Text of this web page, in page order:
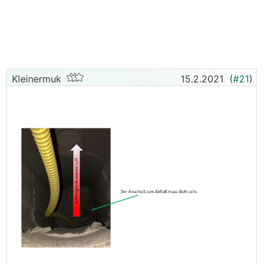
dass der Rauchfang im inneren...also zwischen
Mantelstein und Schamotterohr im Dachboden
inkl. Schimmelpilz gut sehen kann. Soweit ich
reinschauen kann, ist es wirklich nur bei der Putztür,
also einen halben m weiter oben schaut es trocken
aus, unten das gleiche....Im Erdgeschoß passt alles,
da ist nichts feucht, alles trocken.
Nach Rücksprache mit der Fertighausfirma bin ich
auch nicht wirklich schlauer als vorher, die meinen
dass das ganze oben gedämmt werden muss mit
gepressten Steinwolleplatten. Der
Kleinermuk 15.2.2021 (#21)